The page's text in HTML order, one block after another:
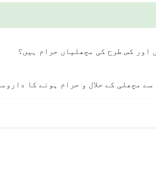
اور کس طرح کی مچھلیاں حرام ہیں؟
مچھلی کے حلال و حرام ہونے کا